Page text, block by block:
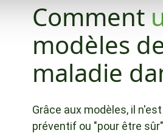
Comment
modèles
maladie
Grâce aux modèles, il
préventif ou "pour être